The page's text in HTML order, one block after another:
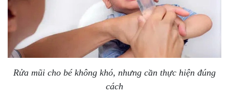
Rửa mũi cho bé không khó, nhưng cần thực hiện đúng
cách